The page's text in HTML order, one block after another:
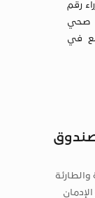
رقم
صحي
في
والطارئة